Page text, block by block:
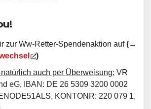
zur Ww-Retter-Spendenaktion auf(→
)
auch per Überweisung: VR
eG, IBAN: DE 26 5309 3200 0002
KONTONR: 220 079 1,